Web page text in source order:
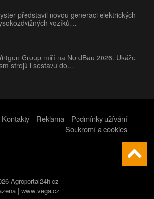
představil novou generaci elektrických
vozíků…
Group míří na NordBau 2026. Ukáže
strojů i sestavu do…
Kontakty Reklama
Podmínky užívání
Soukromí a cookies
Agroportal24h.cz
| www.vega.cz